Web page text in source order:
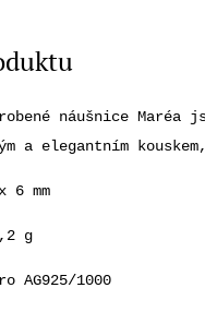
náušnice
a elegantním
6 mm
g
1000